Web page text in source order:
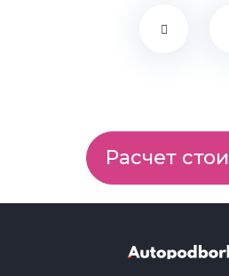
Расчет